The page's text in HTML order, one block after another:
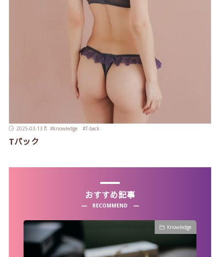
2025-03-13 #knowledge #T-back
Tバック
おすすめ記事
RECOMMEND
Knowledge